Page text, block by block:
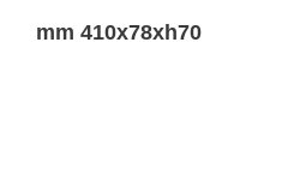
mm 410x78xh70